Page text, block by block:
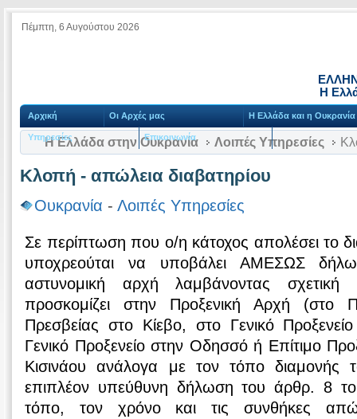
Πέμπτη, 6 Αυγούστου 2026
Η
Αρχική Οι Αρχές μας Η Ελλάδα και η Ουκρανία
Υπηρεσίες Επικοινωνία
Η Ελλάδα στην Ουκρανία Λοιπές Υπηρεσίες
Κλοπή - απώλεια διαβατηρίου
Ουκρανία - Λοιπές Υπηρεσίες
Σε περίπτωση που ο/η κάτοχος απολέσει το
υποχρεούται να υποβάλει ΑΜΕΣΩΣ
αστυνομική αρχή λαμβάνοντας
προσκομίζει στην Προξενική Αρχή (στο
Πρεσβείας στο Κίεβο, στο Γενικό
Γενικό Προξενείο στην Οδησσό ή Επίτιμο
Κισινάου ανάλογα με τον τόπο διαμονής
επιπλέον υπεύθυνη δήλωση του άρθρ. 8
τόπο, τον χρόνο και τις συνθήκες